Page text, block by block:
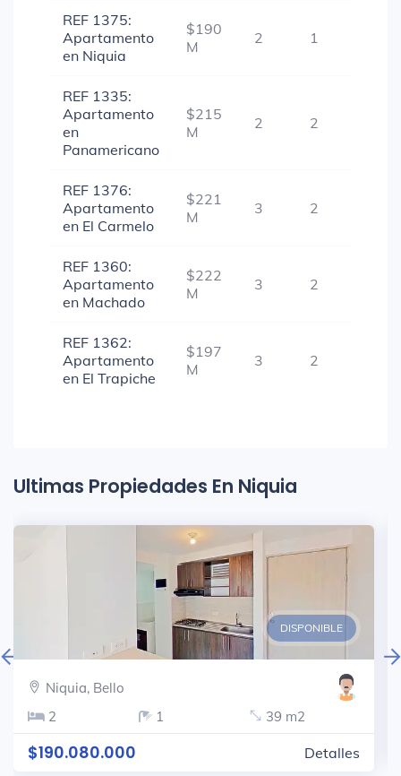
REF 1375:
Apartamento
en Niquia
$190
M
2 1
REF 1335:
Apartamento
en
Panamericano
$215
M
2 2
REF 1376:
Apartamento
en El Carmelo
$221
M
3 2
REF 1360:
Apartamento
en Machado
$222
M
3 2
REF 1362:
Apartamento
en El Trapiche
$197
M
3 2
Ultimas Propiedades En Niquia
DISPONIBLE
Niquia, Bello
2
1 39 m2
$190.080.000 Detalles